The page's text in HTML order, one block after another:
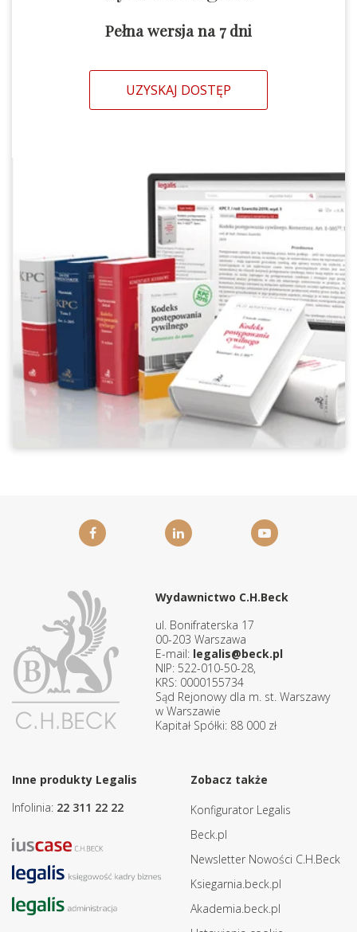
Pełna wersja na 7 dni
UZYSKAJ DOSTĘP
Wydawnictwo C.H.Beck
ul. Bonifraterska 17
00-203 Warszawa
E-mail: legalis@beck.pl
NIP: 522-010-50-28,
KRS: 0000155734
Sąd Rejonowy dla m. st. Warszawy
w Warszawie
Kapitał Spółki: 88 000 zł
Inne produkty Legalis
Infolinia: 22 311 22 22
Zobacz także
Konfigurator Legalis
Beck.pl
Newsletter Nowości C.H.Beck
Ksiegarnia.beck.pl
Akademia.beck.pl